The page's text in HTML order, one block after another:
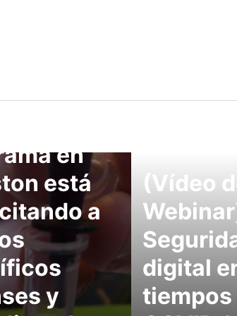
en
está
a
y
(Vídeo
digital
tiempos